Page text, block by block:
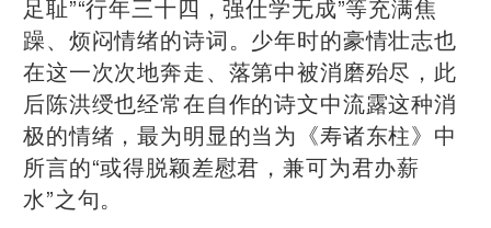
足耻”“行年三十四，强仕学无成”等充满焦
躁、烦闷情绪的诗词。少年时的豪情壮志也
在这一次次地奔走、落第中被消磨殆尽，此
后陈洪绶也经常在自作的诗文中流露这种消
极的情绪，最为明显的当为《寿诸东柱》中
所言的“或得脱颖差慰君，兼可为君办薪
水”之句。